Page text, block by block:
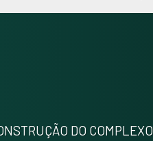
DO COMPLEXO